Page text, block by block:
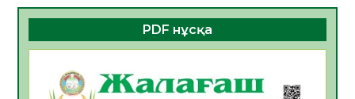
06.08.2026
44 0
ҚҰРЫЛТАЙ САЙЛАУЫ – БОЛАШАҚҚА
06.08.2026
PDF нұсқа